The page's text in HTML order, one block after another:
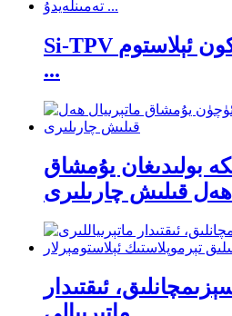
Si-TPV تېرموپلاستىك سىلىكون ئېلاستوم
...
بولىدىغان يۇمشاق
ئىقتىدار